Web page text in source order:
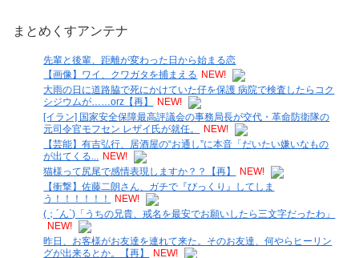
まとめくすアンテナ
先輩と後輩、距離が変わった日から始まる恋
【画像】ワイ、クワガタを捕まえる NEW!
大雨の日に道路脇で死にかけていた仔を保護 病院で検査したらコク
シジウムが……orz【再】
NEW!
[イラン] 国家安全保障最高評議会の事務局長が交代・革命防衛隊の
元司令官モフセン レザイ氏が就任。
NEW!
【芸能】有吉弘行、居酒屋の“お通し”に本音「だいたい嫌いなもの
が出てくる... NEW!
猫様って尻尾で感情表現しますか？？【再】
NEW!
【衝撃】佐藤二朗さん、ガチで『びっくり』してしま
う！！！！！！
NEW!
(；´ん`)「うちの兄貴、戒名を最安でお願いしたら三文字だったわ」
NEW!
昨日、お客様がお友達を連れて来た。そのお友達、何やらヒーリン
グが出来るとか。【再】
NEW!